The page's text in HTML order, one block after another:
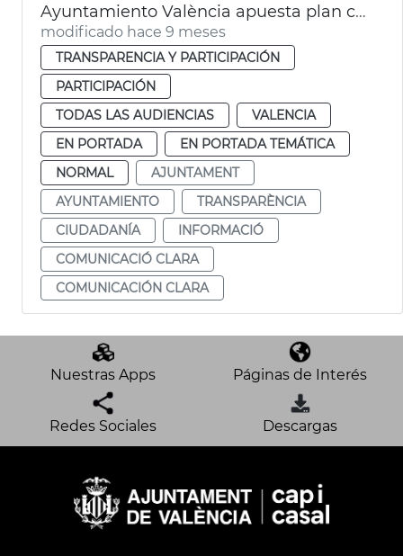
Ayuntamiento València apuesta plan comunicación clara
modificado hace 9 meses
TRANSPARENCIA Y PARTICIPACIÓN
PARTICIPACIÓN
TODAS LAS AUDIENCIAS
VALENCIA
EN PORTADA
EN PORTADA TEMÁTICA
NORMAL
AJUNTAMENT
AYUNTAMIENTO
TRANSPARÈNCIA
CIUDADANÍA
INFORMACIÓ
COMUNICACIÓ CLARA
COMUNICACIÓN CLARA
Nuestras Apps Páginas de Interés
Redes Sociales Descargas